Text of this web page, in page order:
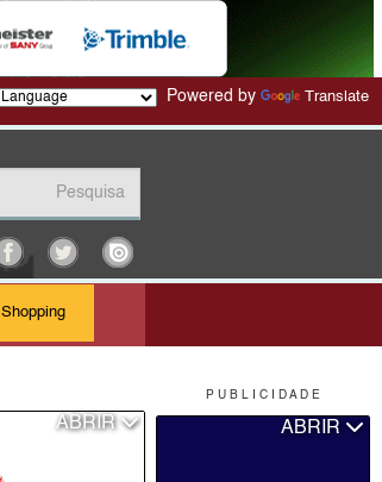
P U B L I C I D A D E
ABRIR
Powered by Translate
Shopping
ABRIR